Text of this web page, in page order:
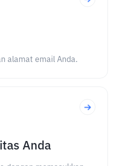
alamat email Anda.
Anda